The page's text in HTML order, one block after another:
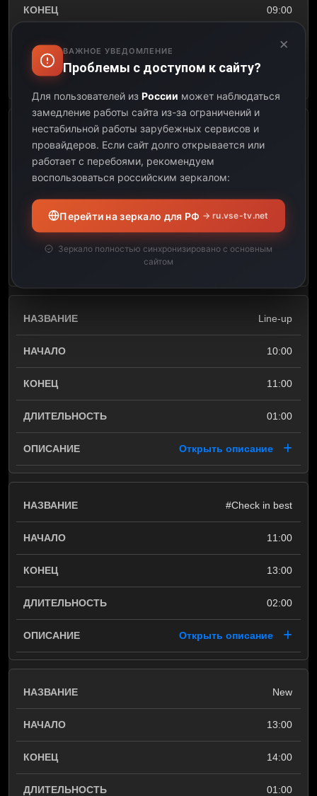
09:00
02:00
Открыть описание
10:00
01:00
Line-up
10:00
11:00
01:00
Открыть описание
#Check in best
11:00
13:00
02:00
Открыть описание
New
13:00
14:00
01:00
×
ВАЖНОЕ УВЕДОМЛЕНИЕ
Проблемы с доступом к сайту?
Для пользователей из России может наблюдаться
замедление работы сайта из-за ограничений и
нестабильной работы зарубежных сервисов и
провайдеров. Если сайт долго открывается или
работает с перебоями, рекомендуем
воспользоваться российским зеркалом:
Перейти на зеркало для РФ → ru.vse-tv.net
Зеркало полностью синхронизировано с основным
сайтом